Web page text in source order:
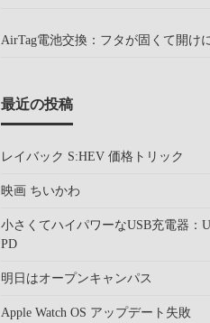
AirTag電池交換：フタが固くて開け
最近の投稿
レイバック S:HEV 価格トリック
映画 ちいかわ
小さくてハイパワーなUSB充電器：
PD
明日はオープンキャンパス
Apple Watch OS アップデート失敗